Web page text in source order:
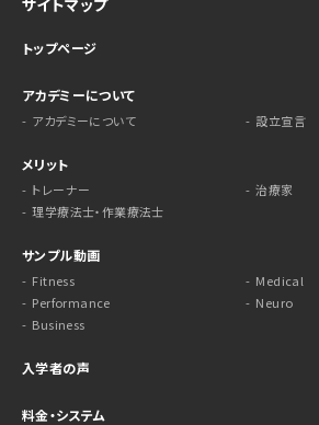
トップページ
アカデミーについて
アカデミーについて 設立宣言
メリット
トレーナー
治療家
理学療法士・作業療法士
サンプル動画
Fitness
Medical
Performance
Neuro
Business
入学者の声
料金・システム